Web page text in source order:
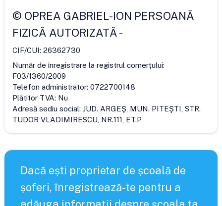
© OPREA GABRIEL-ION PERSOANĂ
FIZICĂ AUTORIZATĂ-
CIF/CUI: 26362730
Număr de înregistrare la registrul comerțului:
F03/1360/2009
Telefon administrator: 0722700148
Plătitor TVA: Nu
Adresă sediu social: JUD. ARGEŞ, MUN. PITEŞTI, STR.
TUDOR VLADIMIRESCU, NR.111, ET.P
Dacă ești proprietar de școală de
șoferi, înregistrează-te pentru a